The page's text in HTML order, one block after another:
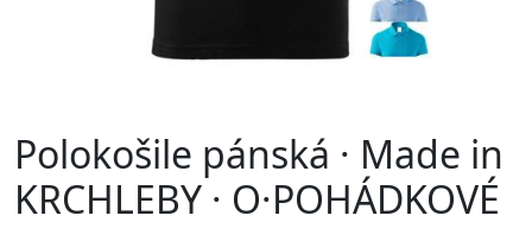
Polokošile pánská · Made in
KRCHLEBY · O·POHÁDKOVÉ